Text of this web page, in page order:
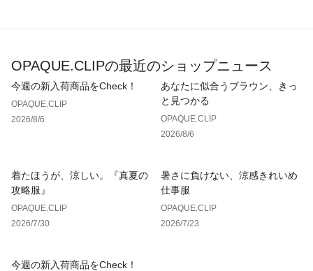
OPAQUE.CLIPの最近のショップニュース
今週の新入荷商品をCheck！
OPAQUE.CLIP
2026/8/6
あなたに似合うブラウン、きっ
と見つかる
OPAQUE.CLIP
2026/8/6
着たほうが、涼しい。『真夏の
攻略服』
OPAQUE.CLIP
2026/7/30
暑さに負けない、涼感きれいめ
仕事服
OPAQUE.CLIP
2026/7/23
今週の新入荷商品をCheck！